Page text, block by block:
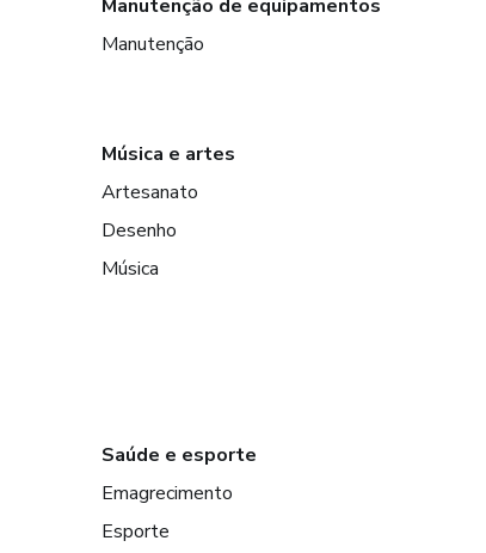
Manutenção de equipamentos
Manutenção
Música e artes
Artesanato
Desenho
Música
Saúde e esporte
Emagrecimento
Esporte